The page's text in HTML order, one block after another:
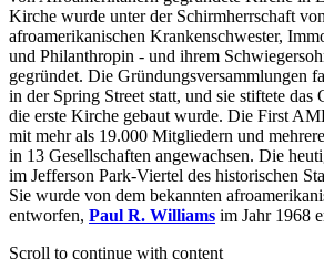
Kirche wurde unter der Schirmherrschaft
afroamerikanischen Krankenschwester,
und Philanthropin - und ihrem
gegründet. Die Gründungsversammlungen
in der Spring Street statt, und sie stiftete das
die erste Kirche gebaut wurde. Die First
mit mehr als 19.000 Mitgliedern und
in 13 Gesellschaften angewachsen. Die
im Jefferson Park-Viertel des historischen
Sie wurde von dem bekannten
entworfen, Paul R. Williams im Jahr 1968
Scroll to continue with content